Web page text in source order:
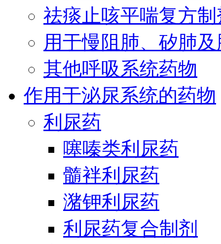
祛痰止咳平喘复方制
用于慢阻肺、矽肺
其他呼吸系统药物
作用于泌尿系统的药物
利尿药
噻嗪类利尿药
髓袢利尿药
潴钾利尿药
利尿药复合制剂